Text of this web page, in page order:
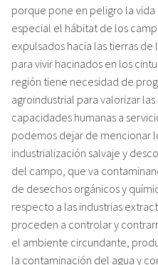
porque pone en peligro la
especial el hábitat de los
expulsados hacia las tierras
para vivir hacinados en los
región tiene necesidad de
agroindustrial para valorizar las
capacidades humanas a
podemos dejar de mencionar
industrialización salvaje y
del campo, que va
de desechos orgánicos y
respecto a las industrias
proceden a controlar y
el ambiente circundante,
la contaminación del agua y